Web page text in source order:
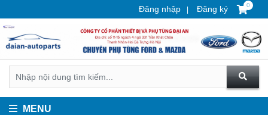
Đăng nhập Đăng ký 0
MENU